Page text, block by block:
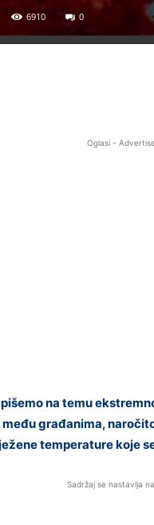
6910 0
Oglasi -
na temu
građanima,
temperature koje
Sadržaj se nastavlja